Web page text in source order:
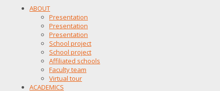
ABOUT
Presentation
Presentation
Presentation
School project
School project
Affiliated schools
Faculty team
Virtual tour
ACADEMICS